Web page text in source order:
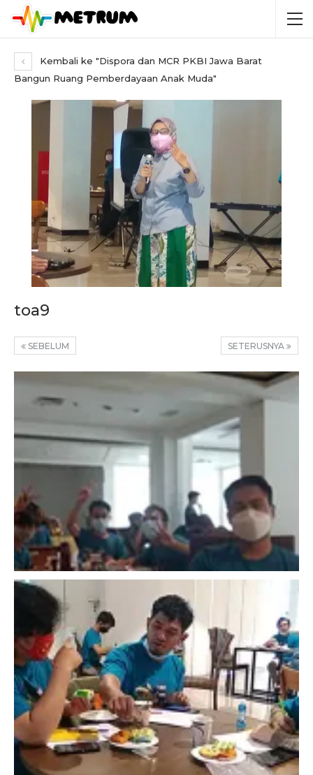
Kembali ke "Dispora dan MCR PKBI Jawa Barat
Bangun Ruang Pemberdayaan Anak Muda"
toa9
SETERUSNYA
SEBELUM